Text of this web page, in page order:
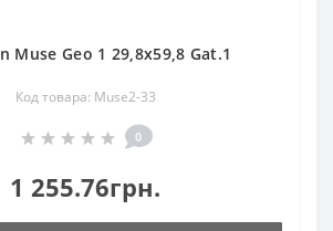
Muse Geo 1 29,8x59,8 Gat.1
Код товара: Muse2-33
0
1 255.76грн.